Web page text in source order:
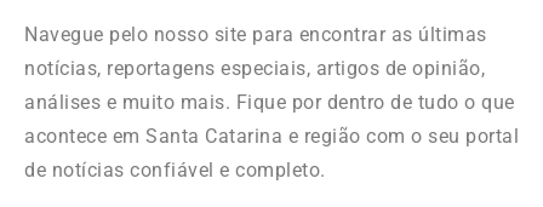
Navegue pelo nosso site para encontrar as últimas
notícias, reportagens especiais, artigos de opinião,
análises e muito mais. Fique por dentro de tudo o que
acontece em Santa Catarina e região com o seu portal
de notícias confiável e completo.